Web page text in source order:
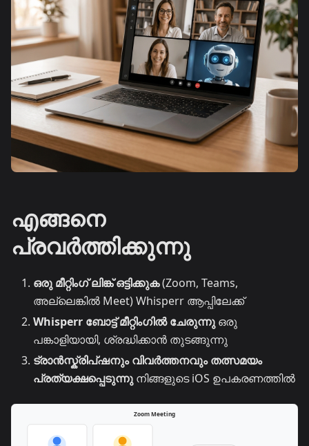
എങ്ങനെ
പ്രവർത്തിക്കുന്നു
ഒരു മീറ്റിംഗ് ലിങ്ക് ഒട്ടിക്കുക(Zoom, Teams,
അല്ലെങ്കിൽ Meet) Whisperr ആപ്പിലേക്ക്
Whisperr ബോട്ട് മീറ്റിംഗിൽ ചേരുന്നു ഒരു
പങ്കാളിയായി, ശ്രദ്ധിക്കാൻ തുടങ്ങുന്നു
ട്രാൻസ്ക്രിപ്ഷനും വിവർത്തനവും തത്സമയം
പ്രത്യക്ഷപ്പെടുന്നു നിങ്ങളുടെ iOS ഉപകരണത്തിൽ